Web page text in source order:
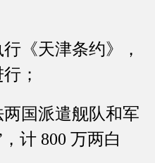
天津条约》，
；
国派遣舰队和军
计 800 万两白